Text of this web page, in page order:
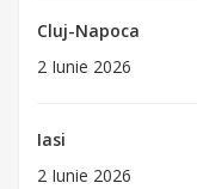
Cluj-Napoca
2 Iunie 2026
Iasi
2 Iunie 2026